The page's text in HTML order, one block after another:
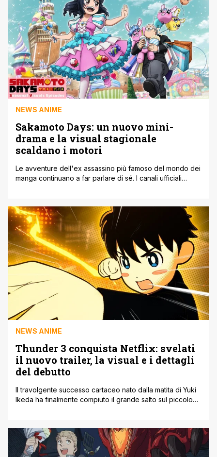
terzo e inedito Venditore di Medicine, [']
NEWS ANIME
Sakamoto Days: un nuovo mini-
drama e la visual stagionale
scaldano i motori
Le avventure dell'ex assassino più famoso del mondo dei
manga continuano a far parlare di sé. I canali ufficiali
Visuals'. Questa iniziativa mensile, ispirata direttamente
all'opera originale di Yuto Suzuki, regala ai lettori una
serie di illustrazioni inedite accompagnate da un piccolo
[']
NEWS ANIME
Thunder 3 conquista Netflix: svelati
il nuovo trailer, la visual e i dettagli
del debutto
Il travolgente successo cartaceo nato dalla matita di Yuki
Ikeda ha finalmente compiuto il grande salto sul piccolo
rilasciato il primo episodio in contemporanea mondiale. In
concomitanza con questo esordio così atteso, lo staff
della [']